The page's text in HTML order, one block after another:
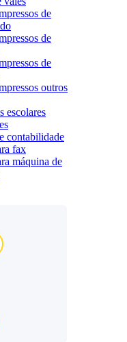
de
de
de
outros
escolares
contabilidade
fax
máquina de